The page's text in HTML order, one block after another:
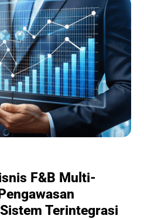
F&B Multi-
Terintegrasi